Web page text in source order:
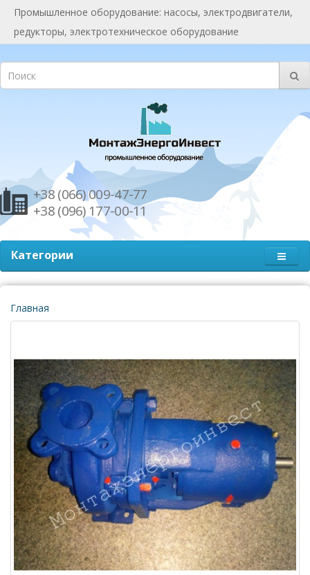
Промышленное оборудование: насосы, электродвигатели,
редукторы, электротехническое оборудование
+38 (066) 009-47-77
+38 (096) 177-00-11
Категории
Главная